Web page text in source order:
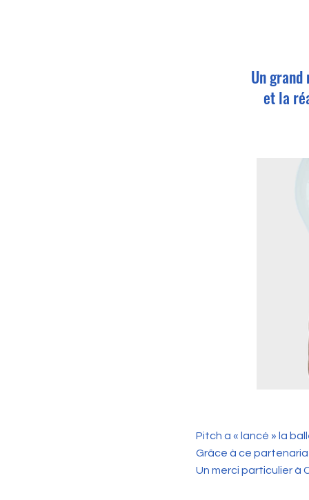
Un
et la
Pitch a « lancé » la
Grâce à ce
Un merci particulier à